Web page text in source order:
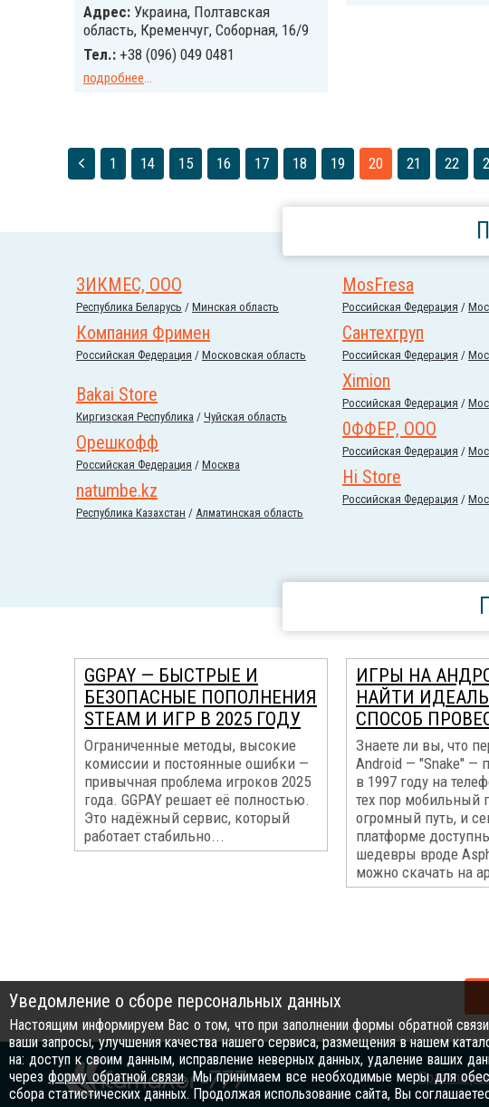
Адрес: Украина, Полтавская
область, Кременчуг, Соборная, 16/9
Тел.: +38 (096) 049 0481
подробнее...
1 14 15 16 17 18 19 20 21 22
ЗИКМЕС, ООО
Республика Беларусь / Минская область
MosFresa
Российcкая Федерация /
Компания Фримен
Российcкая Федерация / Московская область
Сантехгруп
Российcкая Федерация /
Ximion
Российcкая Федерация /
Bakai Store
Киргизская Республика / Чуйская область
0ФФЕР, ООО
Российcкая Федерация /
Орешкофф
Российcкая Федерация / Москва
Hi Store
Российcкая Федерация /
natumbe.kz
Республика Казахстан / Алматинская область
GGPAY — БЫСТРЫЕ И
БЕЗОПАСНЫЕ ПОПОЛНЕНИЯ
STEAM И ИГР В 2025 ГОДУ
Ограниченные методы, высокие
комиссии и постоянные ошибки —
привычная проблема игроков 2025
года. GGPAY решает её полностью.
Это надёжный сервис, который
работает стабильно...
ИГРЫ НА
НАЙТИ
СПОСОБ
Знаете ли вы, что
Android — "Snake" —
в 1997 году на
тех пор мобильный
огромный путь, и
платформе
шедевры вроде
можно скачать на
Правила
Уведомление о сборе персональных данных
Настоящим информируем Вас о том, что при заполнении формы обратной
ваши запросы, улучшения качества нашего сервиса, размещения в нашем
на: доступ к своим данным, исправление неверных данных, удаление ваших
черезформу обратной связи. Мы принимаем все необходимые меры для
сбора статистических данных. Продолжая использование сайта, Вы